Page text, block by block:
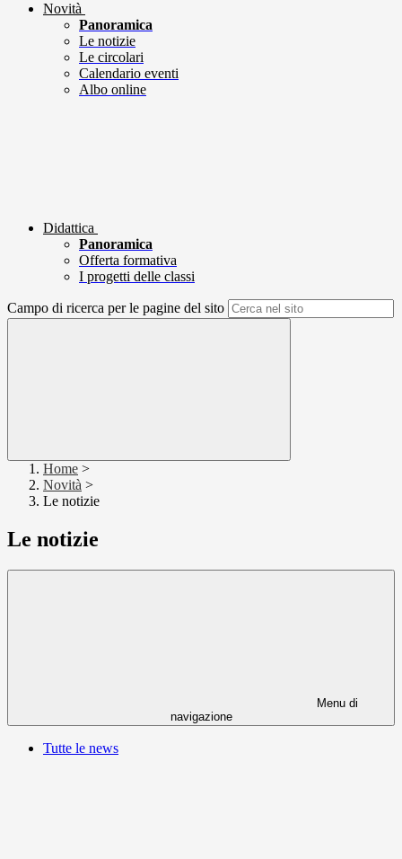
Novità
Panoramica
Le notizie
Le circolari
Calendario eventi
Albo online
Didattica
Panoramica
Offerta formativa
I progetti delle classi
Campo di ricerca per le pagine del sito
Home >
Novità >
Le notizie
Le notizie
Menu di
navigazione
Tutte le news